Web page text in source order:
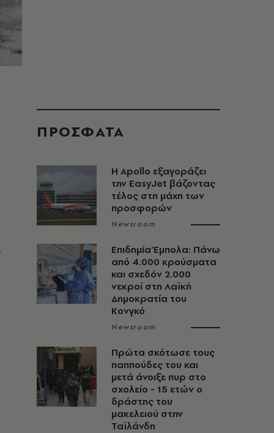
ΠΡΟΣΦΑΤΑ
Η Apollo εξαγοράζει
την EasyJet βάζοντας
τέλος στη μάχη των
προσφορών
Newsroom
Επιδημία Έμπολα: Πάνω
από 4.000 κρούσματα
και σχεδόν 2.000
νεκροί στη Λαϊκή
Δημοκρατία του
Κονγκό
Newsroom
Πρώτα σκότωσε τους
παππούδες του και
μετά άνοιξε πυρ στο
σχολείο - 15 ετών ο
δράστης του
μακελειού στην
Ταϊλάνδη